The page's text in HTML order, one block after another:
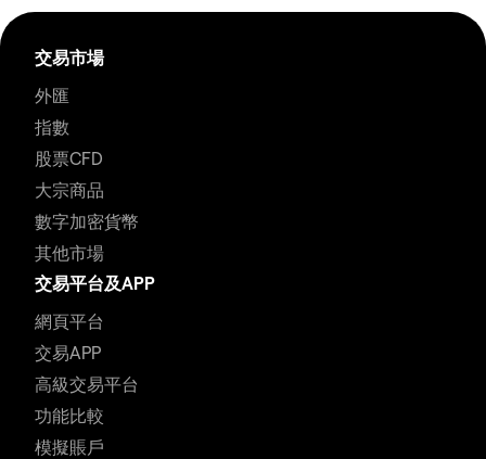
交易市場
外匯
指數
股票CFD
大宗商品
數字加密貨幣
其他市場
交易平台及APP
網頁平台
交易APP
高級交易平台
功能比較
模擬賬戶